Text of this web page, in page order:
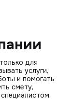
для
услуги,
и помогать
смету,